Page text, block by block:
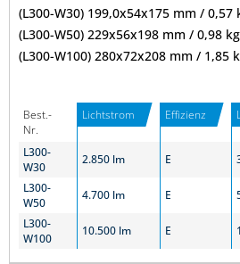
(L300-W30) 199,0x54x175 mm / 0,57
(L300-W50) 229x56x198 mm / 0,98 kg
(L300-W100) 280x72x208 mm / 1,85
Best.-
Nr.
Lichtstrom Effizienz
L300-
W30
2.850 lm E
L300-
W50
4.700 lm E
L300-
W100
10.500 lm E